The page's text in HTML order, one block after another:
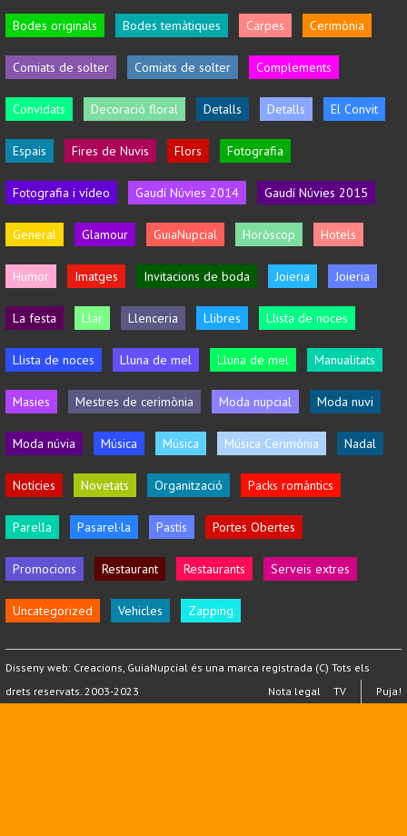
Bodes originals Bodes temàtiques Carpes Cerimònia
Comiats de solter Comiats de solter Complements
Convidats Decoració floral Detalls Detalls El Convit
Espais Fires de Nuvis Flors Fotografia
Fotografia i vídeo Gaudí Núvies 2014 Gaudí Núvies 2015
General Glamour GuiaNupcial Horòscop Hotels
Humor Imatges Invitacions de boda Joieria Joieria
La festa Llar Llenceria Llibres Llista de noces
Llista de noces Lluna de mel Lluna de mel Manualitats
Masies Mestres de cerimònia Moda nupcial Moda nuvi
Moda núvia Música Música Música Cerimònia Nadal
Notícies Novetats Organització Packs romàntics
Parella Pasarel·la Pastís Portes Obertes
Promocions Restaurant Restaurants Serveis extres
Uncategorized Vehicles Zapping
Disseny web: Creacions , GuiaNupcial és una marca registrada (C) Tots els
drets reservats. 2003-2023
Puja!
Nota legal TV